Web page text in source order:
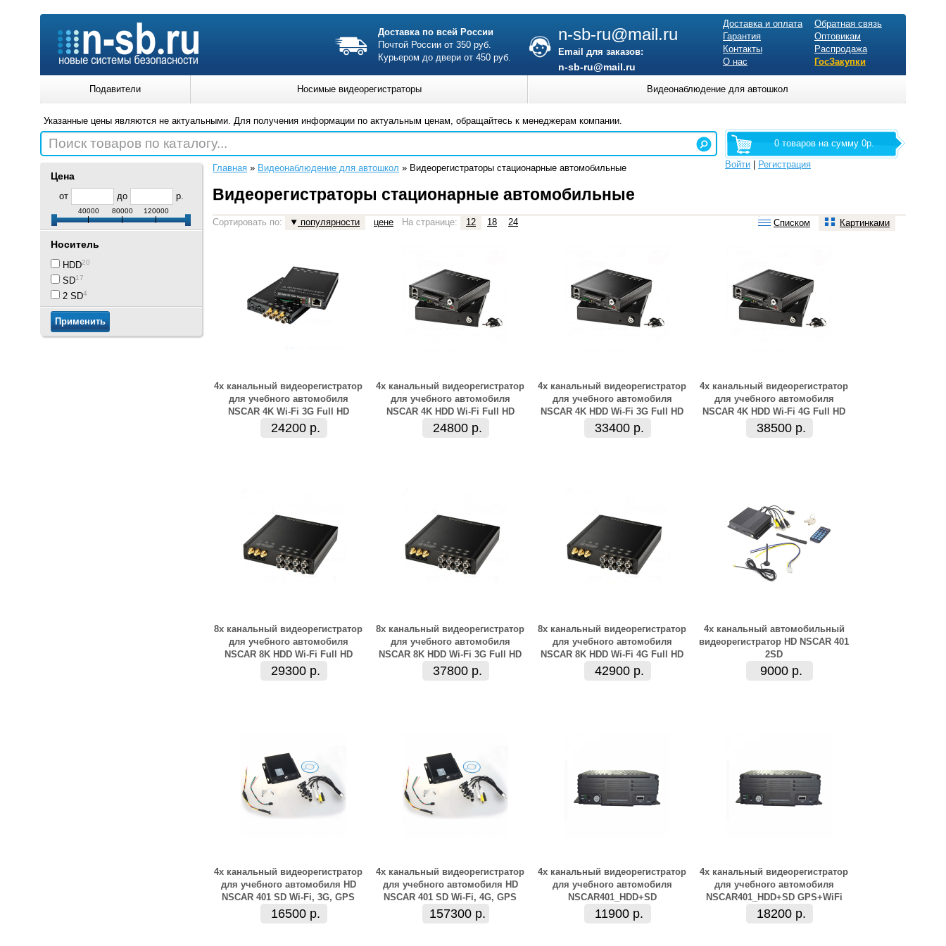
Цена
от до р.
40000 80000 120000
Носитель
HDD20
SD17
2 SD4
Главная » Видеонаблюдение для автошкол » Видеорегистраторы стационарные автомобильные
Видеорегистраторы стационарные автомобильные
Сортировать по: популярности цене На странице: 12 18 24 Списком Картинками
4х канальный видеорегистратор
для учебного автомобиля
NSCAR 4K Wi-Fi 3G Full HD
24200 р.
4х канальный видеорегистратор
для учебного автомобиля
NSCAR 4K HDD Wi-Fi Full HD
24800 р.
4х канальный видеорегистратор
для учебного автомобиля
NSCAR 4K HDD Wi-Fi 3G Full HD
33400 р.
4х канальный видеорегистратор
для учебного автомобиля
NSCAR 4K HDD Wi-Fi 4G Full HD
38500 р.
8х канальный видеорегистратор
для учебного автомобиля
NSCAR 8K HDD Wi-Fi Full HD
29300 р.
8х канальный видеорегистратор
для учебного автомобиля
NSCAR 8K HDD Wi-Fi 3G Full HD
37800 р.
8х канальный видеорегистратор
для учебного автомобиля
NSCAR 8K HDD Wi-Fi 4G Full HD
42900 р.
4х канальный автомобильный
видеорегистратор HD NSCAR 401
2SD
9000 р.
4х канальный видеорегистратор
для учебного автомобиля HD
NSCAR 401 SD Wi-Fi, 3G, GPS
16500 р.
4х канальный видеорегистратор
для учебного автомобиля HD
NSCAR 401 SD Wi-Fi, 4G, GPS
157300 р.
4х канальный видеорегистратор
для учебного автомобиля
NSCAR401_HDD+SD
11900 р.
4х канальный видеорегистратор
для учебного автомобиля
NSCAR401_HDD+SD GPS+WiFi
18200 р.
Доставка по всей России
Почтой России от 350 руб.
Курьером до двери от 450 руб.
n-sb-ru@mail.ru
Email для заказов:
n-sb-ru@mail.ru
Доставка и оплата
Гарантия
Контакты
О нас
Обратная связь
Оптовикам
Распродажа
ГосЗакупки
Подавители Носимые видеорегистраторы Видеонаблюдение для автошкол
Указанные цены являются не актуальными. Для получения информации по актуальным ценам, обращайтесь к менеджерам компании.
0 товаров на сумму 0р.
Войти
Регистрация
Поиск товаров по каталогу...